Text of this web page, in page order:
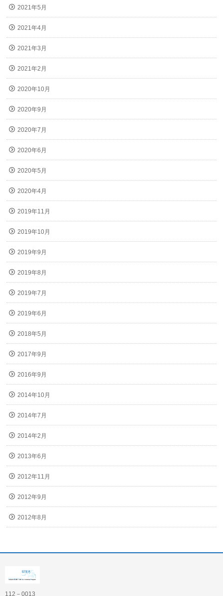
2021年5月
2021年4月
2021年3月
2021年2月
2020年10月
2020年9月
2020年7月
2020年6月
2020年5月
2020年4月
2019年11月
2019年10月
2019年9月
2019年8月
2019年7月
2019年6月
2018年5月
2017年9月
2016年9月
2014年10月
2014年7月
2014年2月
2013年6月
2012年11月
2012年9月
2012年8月
112－0013